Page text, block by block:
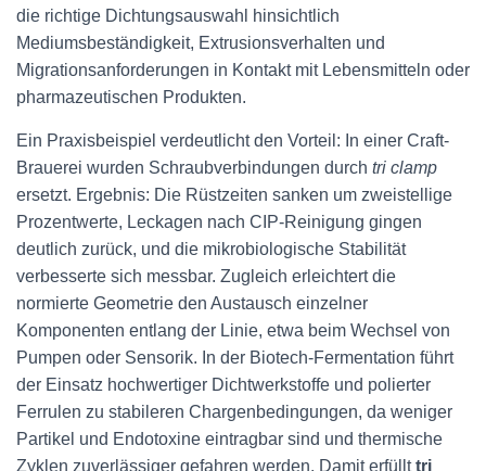
die richtige Dichtungsauswahl hinsichtlich
Mediumsbeständigkeit, Extrusionsverhalten und
Migrationsanforderungen in Kontakt mit Lebensmitteln oder
pharmazeutischen Produkten.
Ein Praxisbeispiel verdeutlicht den Vorteil: In einer Craft-
Brauerei wurden Schraubverbindungen durch tri clamp
ersetzt. Ergebnis: Die Rüstzeiten sanken um zweistellige
Prozentwerte, Leckagen nach CIP-Reinigung gingen
deutlich zurück, und die mikrobiologische Stabilität
verbesserte sich messbar. Zugleich erleichtert die
normierte Geometrie den Austausch einzelner
Komponenten entlang der Linie, etwa beim Wechsel von
Pumpen oder Sensorik. In der Biotech-Fermentation führt
der Einsatz hochwertiger Dichtwerkstoffe und polierter
Ferrulen zu stabileren Chargenbedingungen, da weniger
Partikel und Endotoxine eintragbar sind und thermische
Zyklen zuverlässiger gefahren werden. Damit erfüllttri